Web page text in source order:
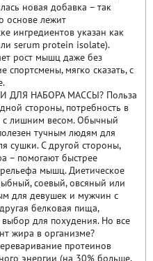
новая добавка – так
основе лежит
ингредиентов указан как
serum protein isolate).
рост мышц даже без
спортсмены, мягко сказать, с
НАБОРА МАССЫ? Польза
стороны, потребность в
лишним весом. Обычный
тучным людям для
сушки. С другой стороны,
– помогают быстрее
мышц. Диетическое
соевый, овсяный или
для девушек и мужчин с
белковая пища,
для похудения. Но все
жира в организме?
протеинов
энергии (на 30% больше,